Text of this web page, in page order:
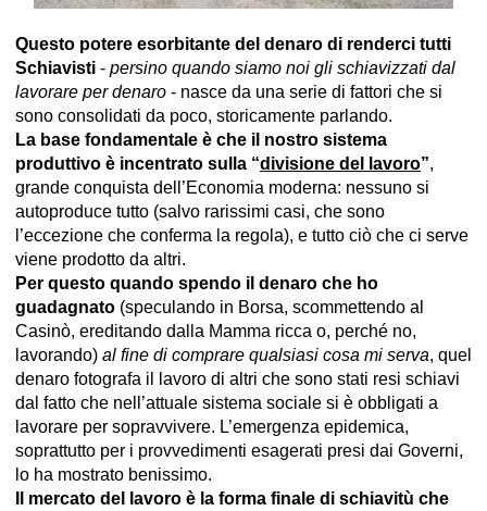
Questo potere esorbitante del denaro di renderci tutti
Schiavisti - persino quando siamo noi gli schiavizzati dal
lavorare per denaro - nasce da una serie di fattori che si
sono consolidati da poco, storicamente parlando.
La base fondamentale è che il nostro sistema
produttivo è incentrato sulla “divisione del lavoro”,
grande conquista dell’Economia moderna: nessuno si
autoproduce tutto (salvo rarissimi casi, che sono
l’eccezione che conferma la regola), e tutto ciò che ci serve
viene prodotto da altri.
Per questo quando spendo il denaro che ho
guadagnato (speculando in Borsa, scommettendo al
Casinò, ereditando dalla Mamma ricca o, perché no,
lavorando) al fine di comprare qualsiasi cosa mi serva, quel
denaro fotografa il lavoro di altri che sono stati resi schiavi
dal fatto che nell’attuale sistema sociale si è obbligati a
lavorare per sopravvivere. L’emergenza epidemica,
soprattutto per i provvedimenti esagerati presi dai Governi,
lo ha mostrato benissimo.
Il mercato del lavoro è la forma finale di schiavitù che